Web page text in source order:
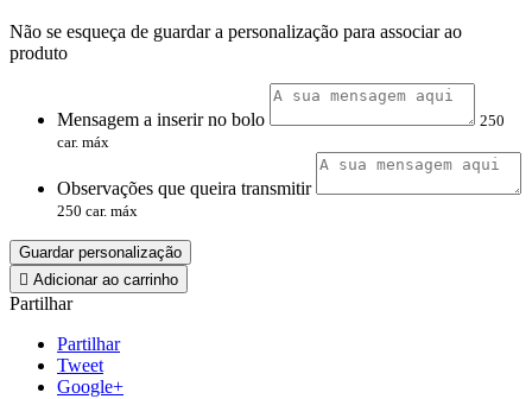
Não se esqueça de guardar a personalização para associar ao
produto
Mensagem a inserir no bolo
250
car. máx
Observações que queira transmitir
250 car. máx
Guardar personalização
 Adicionar ao carrinho
Partilhar
Partilhar
Tweet
Google+